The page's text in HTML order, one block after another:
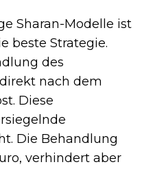
Sharan-Modelle ist
beste Strategie.
des
nach dem
Diese
Die Behandlung
verhindert aber